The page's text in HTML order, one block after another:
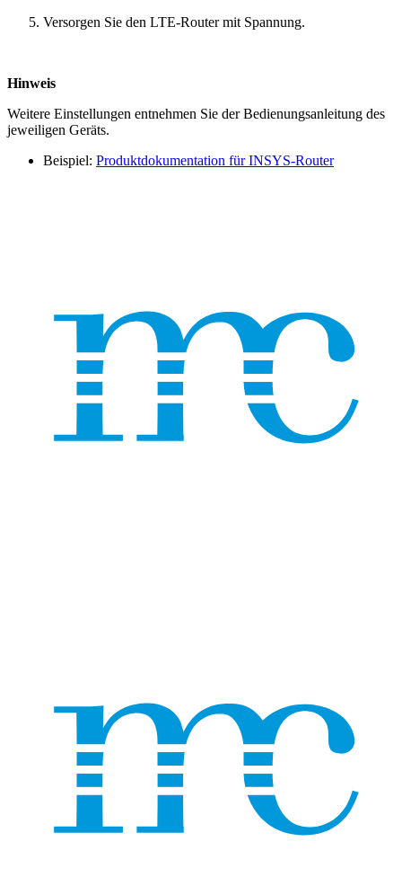
Versorgen Sie den LTE-Router mit Spannung.
Hinweis
Weitere Einstellungen entnehmen Sie der Bedienungsanleitung des
jeweiligen Geräts.
Beispiel: Produktdokumentation für INSYS-Router